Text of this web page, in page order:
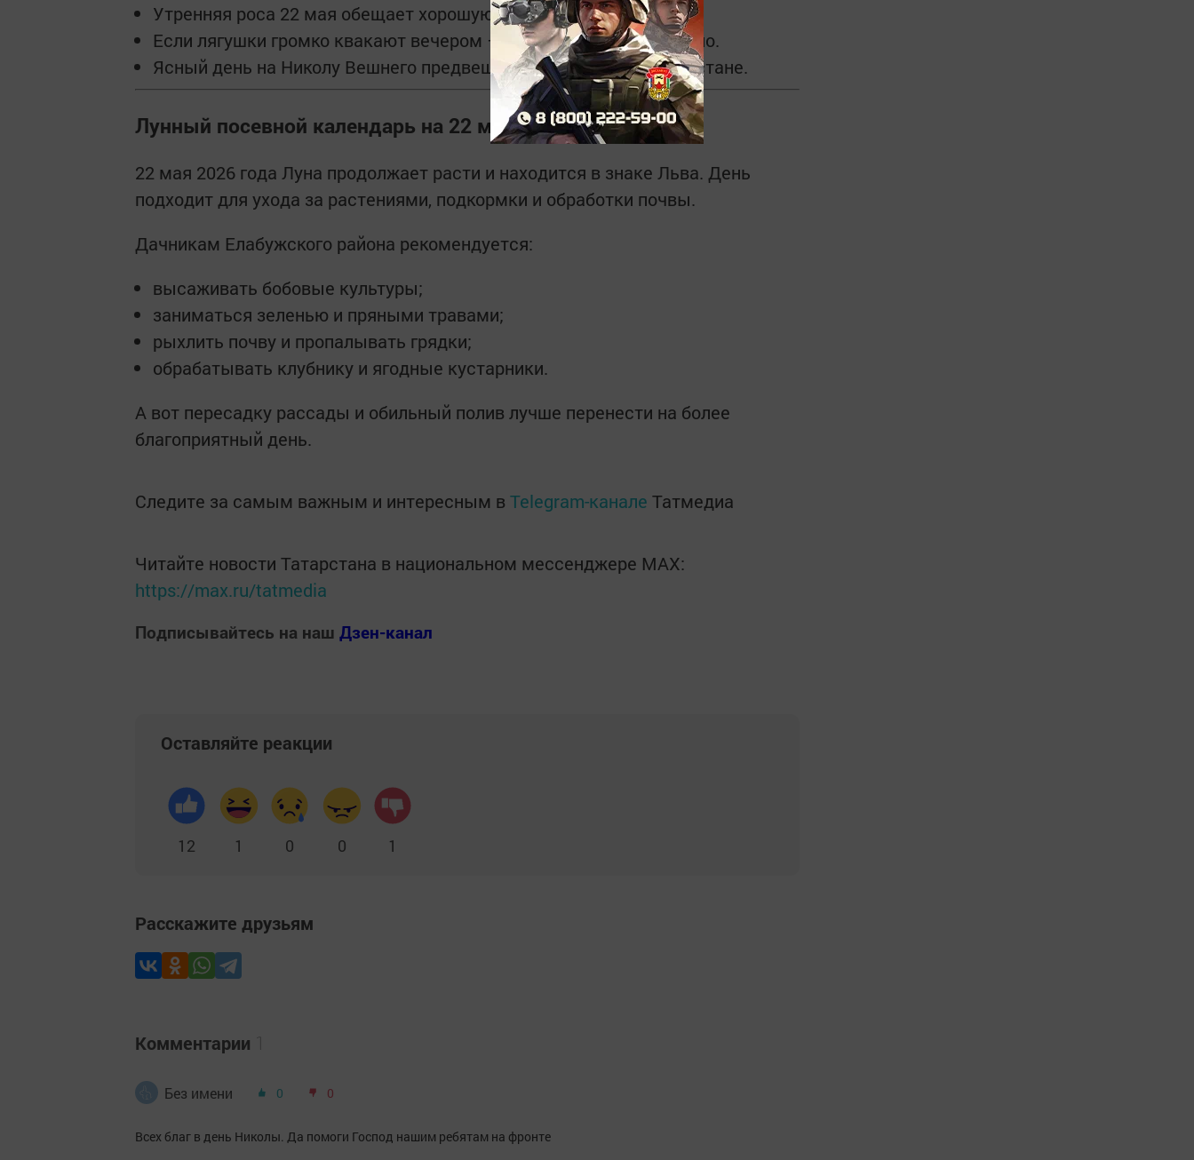
Утренняя роса 22 мая обещает хорошую погоду в июне.
Если лягушки громко квакают вечером — скоро установится тепло.
Ясный день на Николу Вешнего предвещает теплое лето в Татарстане.
Лунный посевной календарь на 22 мая 2026 года
22 мая 2026 года Луна продолжает расти и находится в знаке Льва. День
подходит для ухода за растениями, подкормки и обработки почвы.
Дачникам Елабужского района рекомендуется:
высаживать бобовые культуры;
заниматься зеленью и пряными травами;
рыхлить почву и пропалывать грядки;
обрабатывать клубнику и ягодные кустарники.
А вот пересадку рассады и обильный полив лучше перенести на более
благоприятный день.
Следите за самым важным и интересным в Telegram-канале Татмедиа
Читайте новости Татарстана в национальном мессенджере MАХ:
https://max.ru/tatmedia
Подписывайтесь на наш Дзен-канал
Оставляйте реакции
12 1 0 0 1
Расскажите друзьям
Комментарии
Без имени 0 0
Всех благ в день Николы. Да помоги Господ нашим ребятам на фронте